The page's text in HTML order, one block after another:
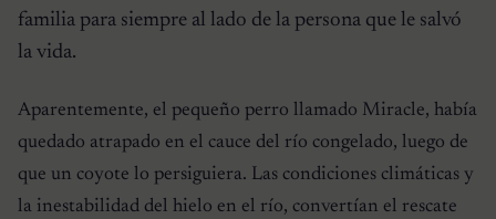
familia para siempre al lado de la persona que le salvó
la vida.
Aparentemente, el pequeño perro llamado Miracle, había
quedado atrapado en el cauce del río congelado, luego de
que un coyote lo persiguiera. Las condiciones climáticas y
la inestabilidad del hielo en el río, convertían el rescate